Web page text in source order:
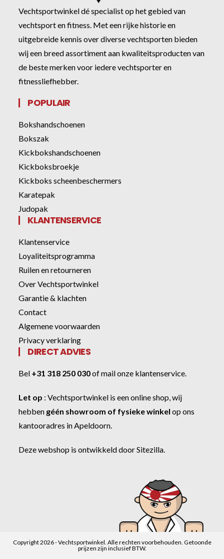
Vechtsportwinkel dé specialist op het gebied van
vechtsport en fitness. Met een rijke historie en
uitgebreide kennis over diverse vechtsporten bieden
wij een breed assortiment aan kwaliteitsproducten van
de beste merken voor iedere vechtsporter en
fitnessliefhebber.
POPULAIR
Bokshandschoenen
Bokszak
Kickbokshandschoenen
Kickboksbroekje
Kickboks scheenbeschermers
Karatepak
Judopak
KLANTENSERVICE
Klantenservice
Loyaliteitsprogramma
Ruilen en retourneren
Over Vechtsportwinkel
Garantie & klachten
Contact
Algemene voorwaarden
Privacy verklaring
DIRECT ADVIES
Bel +31 318 250 030ofmail onze klantenservice.
Let op :Vechtsportwinkel is een online shop, wij
hebben géén showroom of fysieke winkel op ons
kantooradres in Apeldoorn.
Deze webshop is ontwikkeld doorSitezilla.
Copyright 2026 - Vechtsportwinkel. Alle rechten voorbehouden. Getoonde
prijzen zijn inclusief BTW.